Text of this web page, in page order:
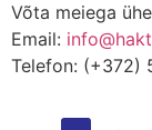
Võta meiega
Email:
Telefon: (+372)